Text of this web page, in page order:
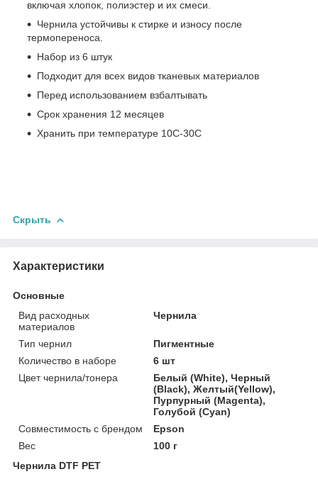
включая хлопок, полиэстер и их смеси.
Чернила устойчивы к стирке и износу после
термопереноса.
Набор из 6 штук
Подходит для всех видов тканевых материалов
Перед использованием взбалтывать
Срок хранения 12 месяцев
Хранить при температуре 10С-30С
Скрыть
Характеристики
Основные
Вид расходных
материалов
Чернила
Тип чернил
Пигментные
Количество в наборе
6 шт
Цвет чернила/тонера
Белый (White), Черный
(Black), Желтый(Yellow),
Пурпурный (Magenta),
Голубой (Cyan)
Совместимость с брендом
Epson
Вес
100 г
Чернила DTF PET